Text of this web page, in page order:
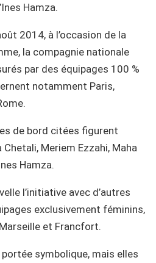
Hamza.
2014, à l’occasion de la
la compagnie nationale
par des équipages 100 %
notamment Paris,
de bord citées figurent
Meriem Ezzahi, Maha
Hamza.
l’initiative avec d’autres
exclusivement féminins,
et Francfort.
symbolique, mais elles